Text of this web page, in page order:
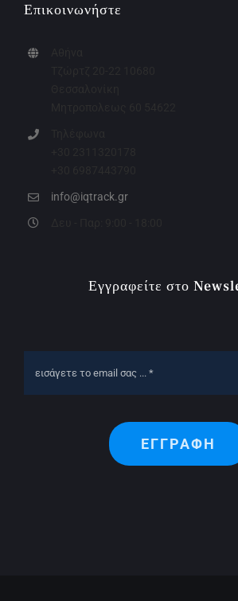
Επικοινωνήστε
info@iqtrack.gr
Εγγραφείτε στο
ΕΓΓΡΑΦΗ